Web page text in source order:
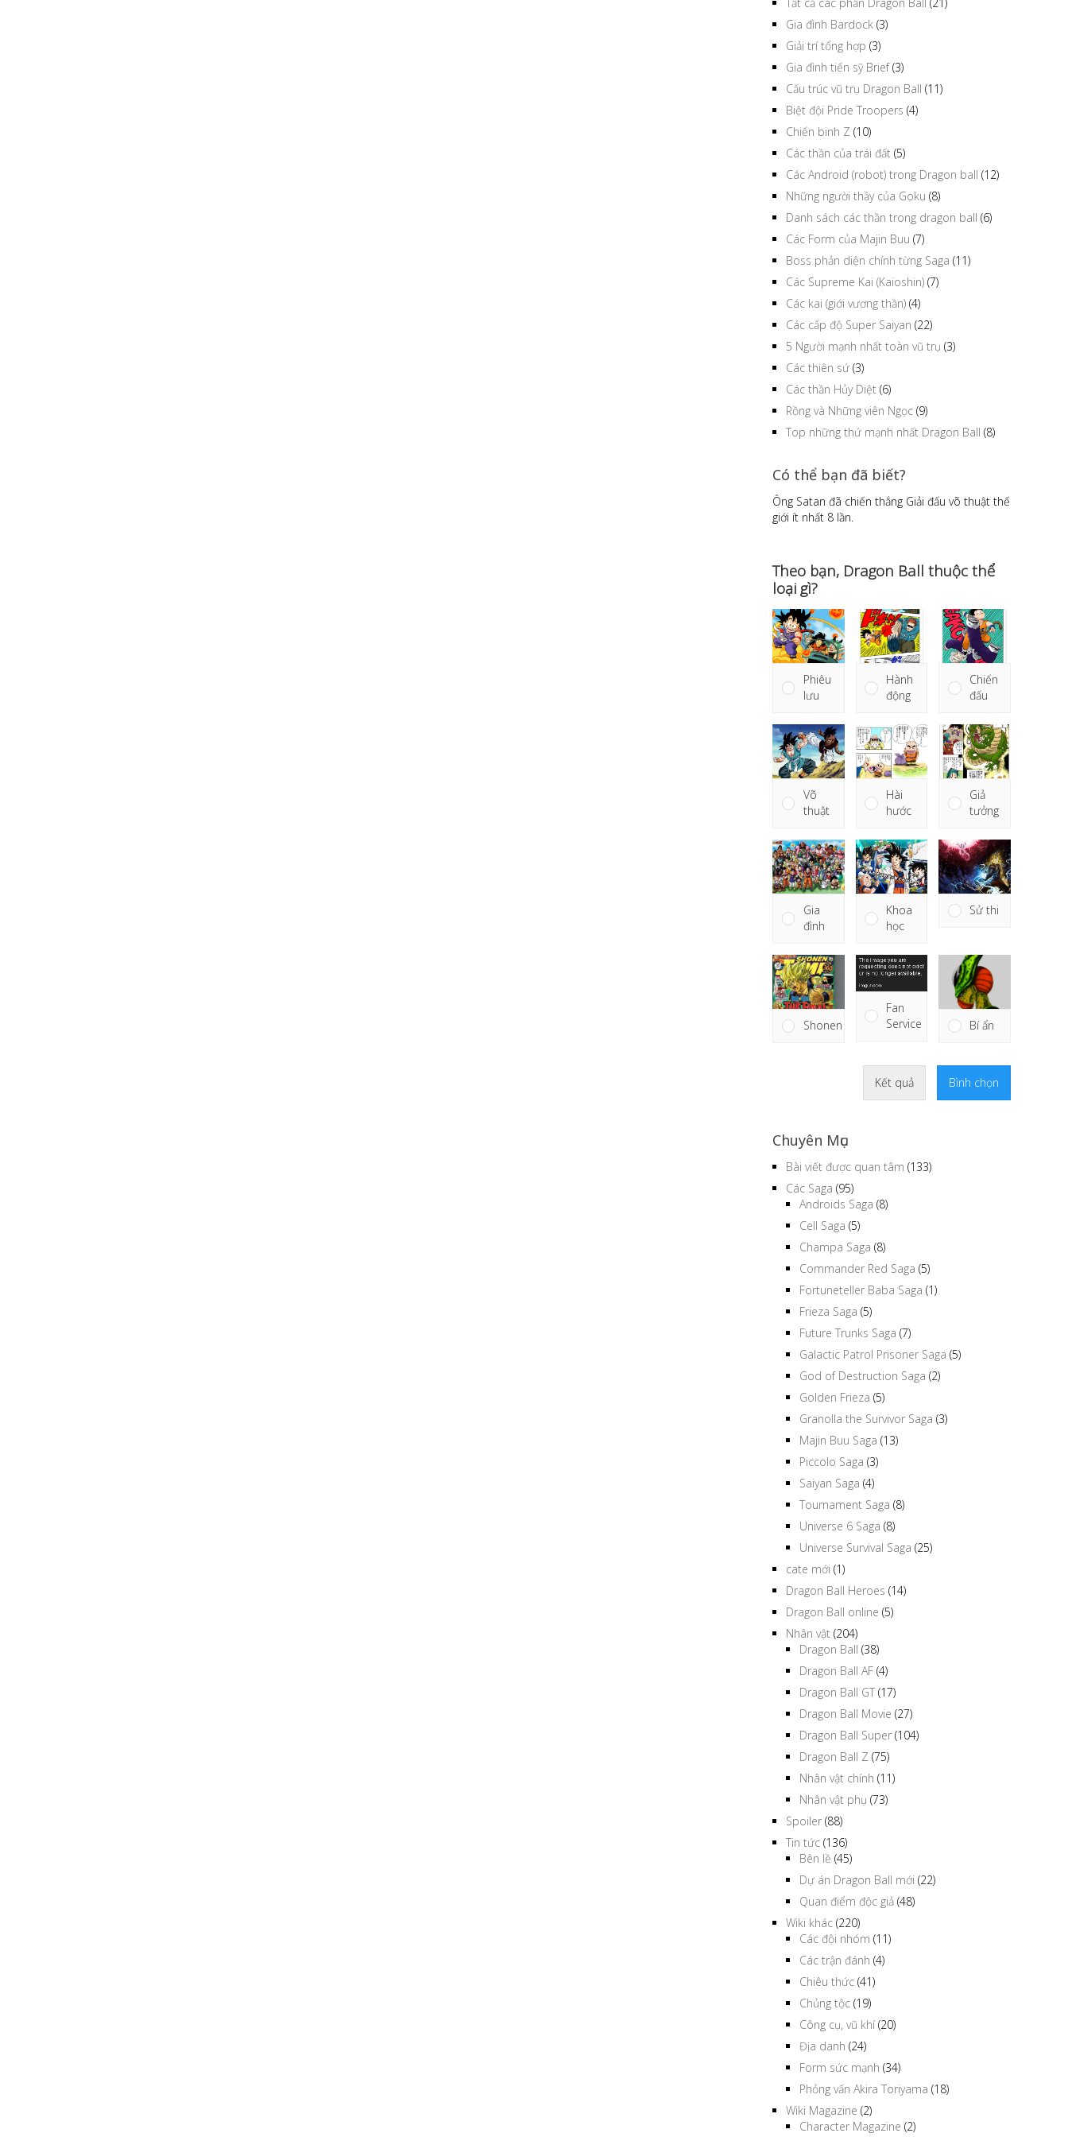
Gia đình Bardock (3)
Giải trí tổng hợp (3)
Gia đình tiến sỹ Brief(3)
Cấu trúc vũ trụ Dragon Ball (11)
Biệt đội Pride Troopers (4)
Chiến binh Z (10)
Các thần của trái đất (5)
Các Android (robot) trong Dragon ball (12)
Những người thầy của Goku (8)
Danh sách các thần trong dragon ball (6)
Các Form của Majin Buu (7)
Boss phản diện chính từng Saga (11)
Các Supreme Kai (Kaioshin) (7)
Các kai (giới vương thần) (4)
Các cấp độ Super Saiyan (22)
5 Người mạnh nhất toàn vũ trụ (3)
Các thiên sứ (3)
Các thần Hủy Diệt (6)
Rồng và Những viên Ngọc (9)
Top những thứ mạnh nhất Dragon Ball (8)
Có thể bạn đã biết?
Ông Satan đã chiến thắng Giải đấu võ thuật thế
giới ít nhất 8 lần.
Theo bạn, Dragon Ball thuộc thể
loại gì?
Phiêu
lưu
Hành
động
Chiến
đấu
Võ
thuật
Hài
hước
Giả
tưởng
Gia
đình
Khoa
học
Sử thi
Shonen
Fan
Service
Bí ẩn
Kết quả Bình chọn
Chuyên Mục
Bài viết được quan tâm (133)
Các Saga (95)
Androids Saga (8)
Cell Saga (5)
Champa Saga (8)
Commander Red Saga (5)
Fortuneteller Baba Saga (1)
Frieza Saga (5)
Future Trunks Saga (7)
Galactic Patrol Prisoner Saga (5)
God of Destruction Saga (2)
Golden Frieza (5)
Granolla the Survivor Saga (3)
Majin Buu Saga (13)
Piccolo Saga (3)
Saiyan Saga (4)
Tournament Saga (8)
Universe 6 Saga (8)
Universe Survival Saga (25)
cate mới (1)
Dragon Ball Heroes (14)
Dragon Ball online (5)
Nhân vật (204)
Dragon Ball (38)
Dragon Ball AF (4)
Dragon Ball GT (17)
Dragon Ball Movie (27)
Dragon Ball Super (104)
Dragon Ball Z (75)
Nhân vật chính (11)
Nhân vật phụ (73)
Spoiler (88)
Tin tức (136)
Bên lề (45)
Dự án Dragon Ball mới (22)
Quan điểm độc giả (48)
Wiki khác (220)
Các đội nhóm (11)
Các trận đánh (4)
Chiêu thức (41)
Chủng tộc (19)
Công cụ, vũ khí(20)
Địa danh (24)
Form sức mạnh (34)
Phỏng vấn Akira Toriyama (18)
Wiki Magazine (2)
Character Magazine (2)